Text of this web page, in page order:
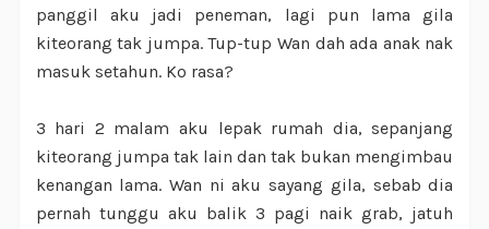
panggil aku jadi peneman, lagi pun lama gila
kiteorang tak jumpa. Tup-tup Wan dah ada anak nak
masuk setahun. Ko rasa?
3 hari 2 malam aku lepak rumah dia, sepanjang
kiteorang jumpa tak lain dan tak bukan mengimbau
kenangan lama. Wan ni aku sayang gila, sebab dia
pernah tunggu aku balik 3 pagi naik grab, jatuh